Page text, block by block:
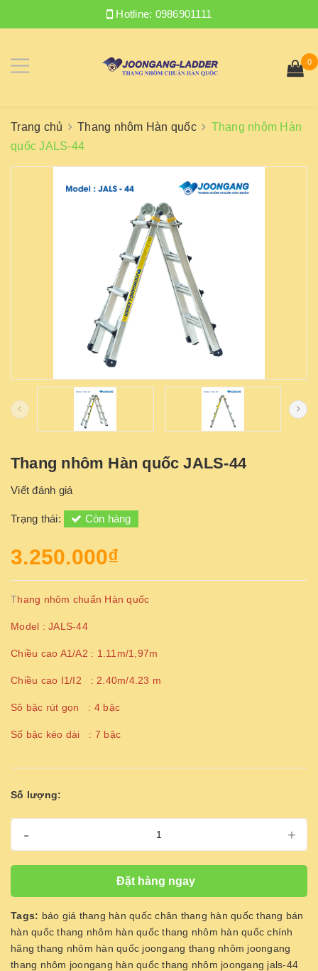
Hotline: 0986901111
0
Trang chủ Thang nhôm Hàn quốc
Thang nhôm Hàn
quốc JALS-44
Thang nhôm Hàn quốc JALS-44
Viết đánh giá
Trạng thái: Còn hàng
3.250.000₫
Thang nhôm chuẩn Hàn quốc
Model : JALS-44
Chiều cao A1/A2 : 1.11m/1,97m
Chiều cao I1/I2 : 2.40m/4.23 m
Sô bậc rút gọn : 4 bậc
Số bậc kéo dài : 7 bậc
Số lượng:
- +
Đặt hàng ngay
Tags: báo giá thang hàn quốc chân thang hàn quốc thang bán
hàn quốc thang nhôm hàn quốc thang nhôm hàn quốc chính
hãng thang nhôm hàn quốc joongang thang nhôm joongang
thang nhôm joongang hàn quốc thang nhôm joongang jals-44